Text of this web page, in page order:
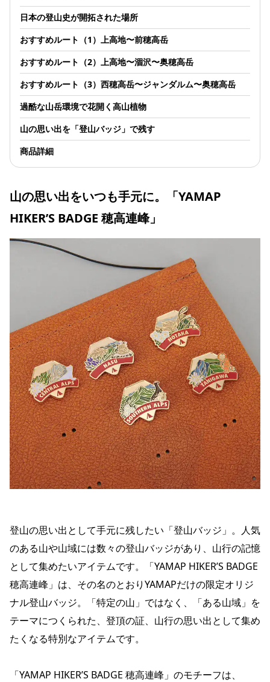
日本の登山史が開拓された場所
おすすめルート（1）上高地〜前穂高岳
おすすめルート（2）上高地〜涸沢〜奥穂高岳
おすすめルート（3）西穂高岳〜ジャンダルム〜奥穂高岳
過酷な山岳環境で花開く高山植物
山の思い出を「登山バッジ」で残す
商品詳細
山の思い出をいつも手元に。「YAMAP
HIKER’S BADGE 穂高連峰」
登山の思い出として手元に残したい「登山バッジ」。人気
のある山や山域には数々の登山バッジがあり、山行の記憶
として集めたいアイテムです。「YAMAP HIKER’S BADGE
穂高連峰」は、その名のとおりYAMAPだけの限定オリジ
ナル登山バッジ。「特定の山」ではなく、「ある山域」を
テーマにつくられた、登頂の証、山行の思い出として集め
たくなる特別なアイテムです。
「YAMAP HIKER’S BADGE 穂高連峰」のモチーフは、